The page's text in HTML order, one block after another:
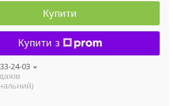
Купити
Купити з
24-03